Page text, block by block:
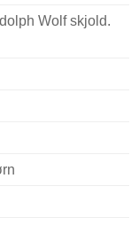
Wolf skjold.